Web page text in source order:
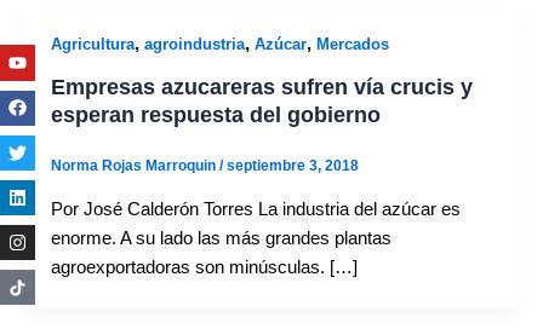
Agricultura, agroindustria, Azúcar, Mercados
Empresas azucareras sufren vía crucis y
esperan respuesta del gobierno
Norma Rojas Marroquin /septiembre 3, 2018
Por José Calderón Torres La industria del azúcar es
enorme. A su lado las más grandes plantas
agroexportadoras son minúsculas. […]
Youtube
Facebook
Twitter
Linkedin
Instagram